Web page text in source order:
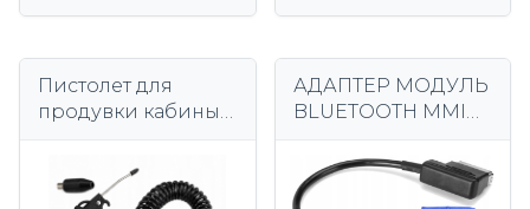
Пистолет для
продувки кабины
Volvo Mercedes
АДАПТЕР МОДУЛЬ
BLUETOOTH MMI
КЛАСС